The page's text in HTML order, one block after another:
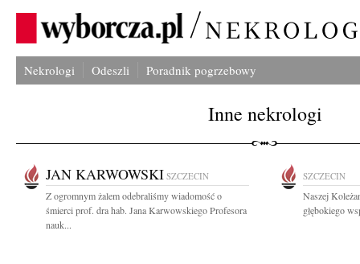
Nekrologi Odeszli Poradnik pogrzebowy
Inne nekrologi
JAN KARWOWSKI SZCZECIN
Z ogromnym żalem odebraliśmy wiadomość o
śmierci prof. dra hab. Jana Karwowskiego Profesora
nauk...
SZCZECIN
Naszej
głębokiego